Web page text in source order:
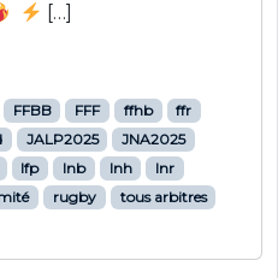
[…]
FFBB FFF ffhb
ffr
JALP2025
JNA2025
lfp lnb lnh
lnr
rugby
tous arbitres